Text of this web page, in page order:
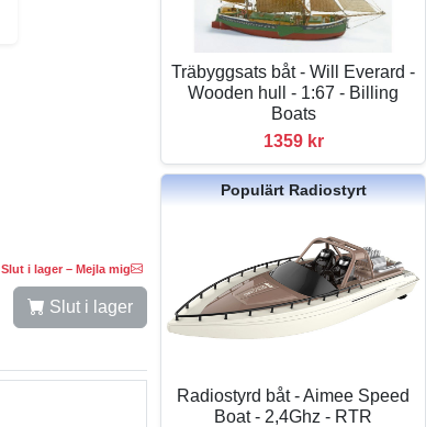
Slut i lager – Mejla mig
Slut i lager
Träbyggsats båt - Will Everard -
Wooden hull - 1:67 - Billing
Boats
1359 kr
Populärt Radiostyrt
Radiostyrd båt - Aimee Speed
Boat - 2,4Ghz - RTR